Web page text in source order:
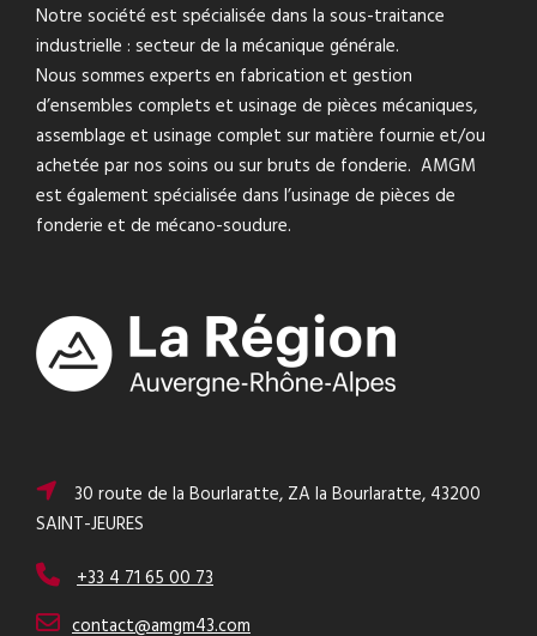
Notre société est spécialisée dans la sous-traitance
industrielle : secteur de la mécanique générale.
Nous sommes experts en fabrication et gestion
d’ensembles complets et usinage de pièces mécaniques,
assemblage et usinage complet sur matière fournie et/ou
achetée par nos soins ou sur bruts de fonderie. AMGM
est également spécialisée dans l’usinage de pièces de
fonderie et de mécano-soudure.
30 route de la Bourlaratte, ZA la Bourlaratte, 43200
SAINT-JEURES
+33 4 71 65 00 73
contact@amgm43.com